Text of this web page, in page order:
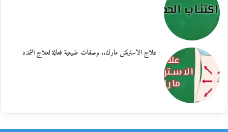
علاج الاسترتش مارك.. وصفات طبيعية فعالة لعلاج التمدد